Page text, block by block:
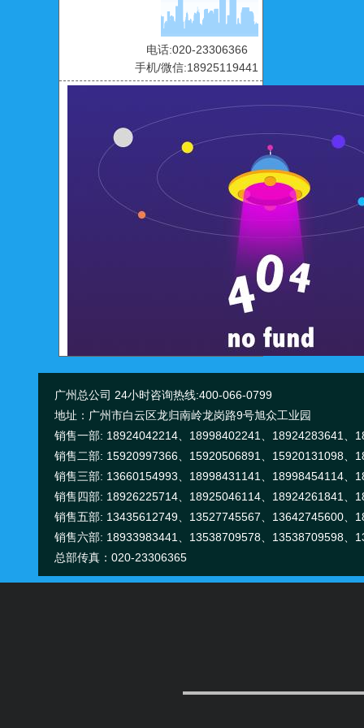
电话:020-23306366
手机/微信:18925119441
苏小碧
电话:020-23306360
手机/微信:18924042214
广州总公司 24小时咨询热线:400-066-0799
地址：广州市白云区龙归南岭龙岗路9号旭众工业园
销售一部: 18924042214、18998402241、18924283641、
销售二部: 15920997366、15920506891、15920131098、
销售三部: 13660154993、18998431141、18998454114、
销售四部: 18926225714、18925046114、18924261841、
销售五部: 13435612749、13527745567、13642745600、
销售六部: 18933983441、13538709578、13538709598、
总部传真：020-23306365